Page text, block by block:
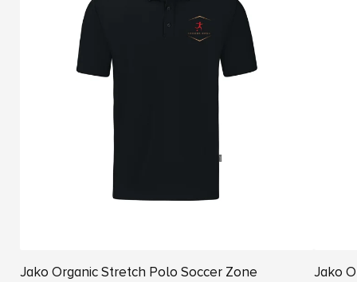
Jako Organic Stretch Polo Soccer Zone Jako